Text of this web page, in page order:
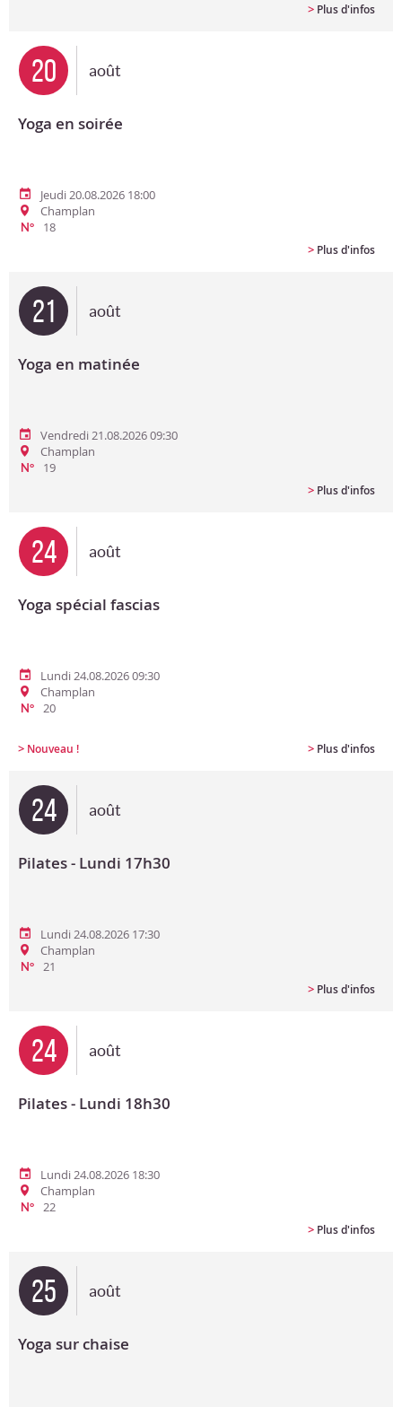
> Plus d'infos
20 août
Yoga en soirée
Jeudi 20.08.2026 18:00
Champlan
N°
18
> Plus d'infos
21 août
Yoga en matinée
Vendredi 21.08.2026 09:30
Champlan
N°
19
> Plus d'infos
24 août
Yoga spécial fascias
Lundi 24.08.2026 09:30
Champlan
N° 20
> Nouveau ! > Plus d'infos
24 août
Pilates - Lundi 17h30
Lundi 24.08.2026 17:30
Champlan
N°
21
> Plus d'infos
24 août
Pilates - Lundi 18h30
Lundi 24.08.2026 18:30
Champlan
N°
22
> Plus d'infos
25 août
Yoga sur chaise